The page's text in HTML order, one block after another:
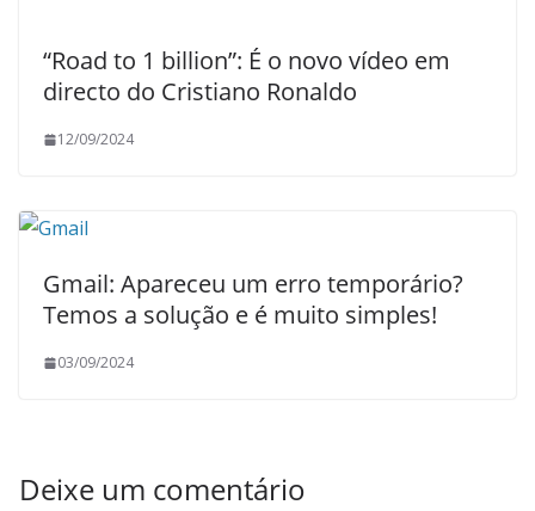
“Road to 1 billion”: É o novo vídeo em
directo do Cristiano Ronaldo
12/09/2024
Gmail: Apareceu um erro temporário?
Temos a solução e é muito simples!
03/09/2024
Deixe um comentário